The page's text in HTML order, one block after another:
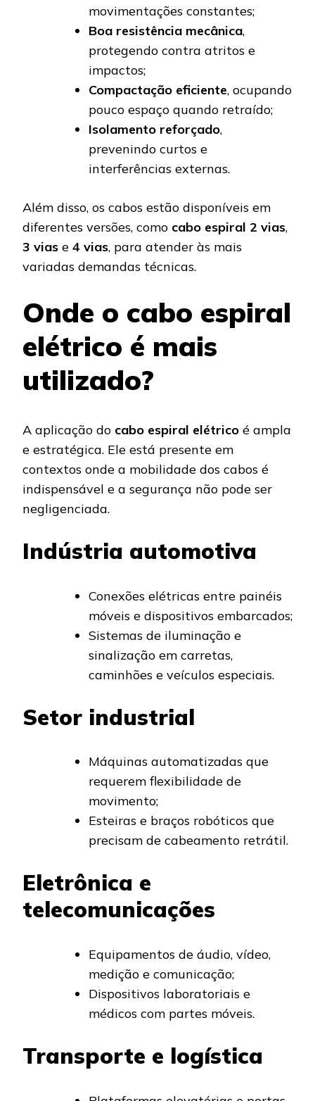
movimentações constantes;
Boa resistência mecânica,
protegendo contra atritos e
impactos;
Compactação eficiente, ocupando
pouco espaço quando retraído;
Isolamento reforçado,
prevenindo curtos e
interferências externas.
Além disso, os cabos estão disponíveis em
diferentes versões, como cabo espiral 2 vias,
3 vias e 4 vias, para atender às mais
variadas demandas técnicas.
Onde o cabo espiral
elétrico é mais
utilizado?
A aplicação do cabo espiral elétrico é ampla
e estratégica. Ele está presente em
contextos onde a mobilidade dos cabos é
indispensável e a segurança não pode ser
negligenciada.
Indústria automotiva
Conexões elétricas entre painéis
móveis e dispositivos embarcados;
Sistemas de iluminação e
sinalização em carretas,
caminhões e veículos especiais.
Setor industrial
Máquinas automatizadas que
requerem flexibilidade de
movimento;
Esteiras e braços robóticos que
precisam de cabeamento retrátil.
Eletrônica e
telecomunicações
Equipamentos de áudio, vídeo,
medição e comunicação;
Dispositivos laboratoriais e
médicos com partes móveis.
Transporte e logística